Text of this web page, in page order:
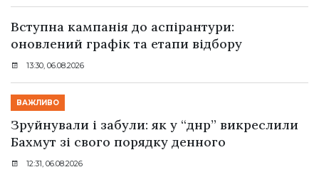
Вступна кампанія до аспірантури:
оновлений графік та етапи відбору
13:30, 06.08.2026
ВАЖЛИВО
Зруйнували і забули: як у “днр” викреслили
Бахмут зі свого порядку денного
12:31, 06.08.2026